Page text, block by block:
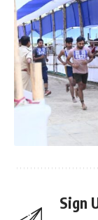
Sign